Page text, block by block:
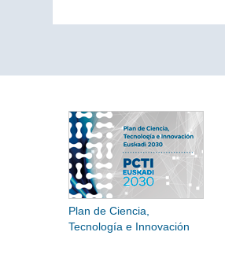
Plan de Ciencia,
Tecnología e Innovación